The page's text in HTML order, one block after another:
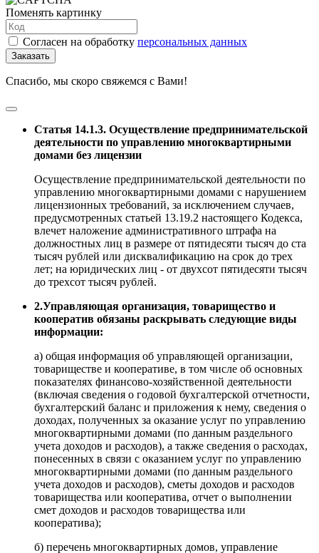
Поменять картинку
Согласен на обработку персональных данных
Заказать
Спасибо, мы скоро свяжемся с Вами!
Статья 14.1.3. Осуществление предпринимательской
деятельности по управлению многоквартирными
домами без лицензии
Осуществление предпринимательской деятельности по
управлению многоквартирными домами с нарушением
лицензионных требований, за исключением случаев,
предусмотренных статьей 13.19.2 настоящего Кодекса,
влечет наложение административного штрафа на
должностных лиц в размере от пятидесяти тысяч до ста
тысяч рублей или дисквалификацию на срок до трех
лет; на юридических лиц - от двухсот пятидесяти тысяч
до трехсот тысяч рублей.
2.Управляющая организация, товарищество и
кооператив обязаны раскрывать следующие виды
информации:
а) общая информация об управляющей организации,
товариществе и кооперативе, в том числе об основных
показателях финансово-хозяйственной деятельности
(включая сведения о годовой бухгалтерской отчетности,
бухгалтерский баланс и приложения к нему, сведения о
доходах, полученных за оказание услуг по управлению
многоквартирными домами (по данным раздельного
учета доходов и расходов), а также сведения о расходах,
понесенных в связи с оказанием услуг по управлению
многоквартирными домами (по данным раздельного
учета доходов и расходов), сметы доходов и расходов
товарищества или кооператива, отчет о выполнении
смет доходов и расходов товарищества или
кооператива);
б) перечень многоквартирных домов, управление